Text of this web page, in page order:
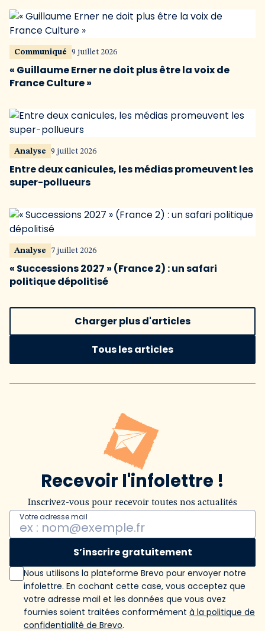
Communiqué 9 juillet 2026
« Guillaume Erner ne doit plus être la voix de
France Culture »
Analyse 9 juillet 2026
Entre deux canicules, les médias promeuvent les
super-pollueurs
Analyse 7 juillet 2026
« Successions 2027 » (France 2) : un safari
politique dépolitisé
Charger plus d'articles
Tous les articles
Recevoir l'infolettre !
Inscrivez-vous pour recevoir toutes nos actualités
Votre adresse mail
S’inscrire gratuitement
Nous utilisons la plateforme Brevo pour envoyer notre
infolettre. En cochant cette case, vous acceptez que
votre adresse mail et les données que vous avez
fournies soient traitées conformément à la politique de
confidentialité de Brevo.